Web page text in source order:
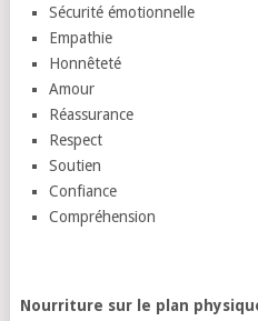
Sécurité émotionnelle
Empathie
Honnêteté
Amour
Réassurance
Respect
Soutien
Confiance
Compréhension
Nourriture sur le plan